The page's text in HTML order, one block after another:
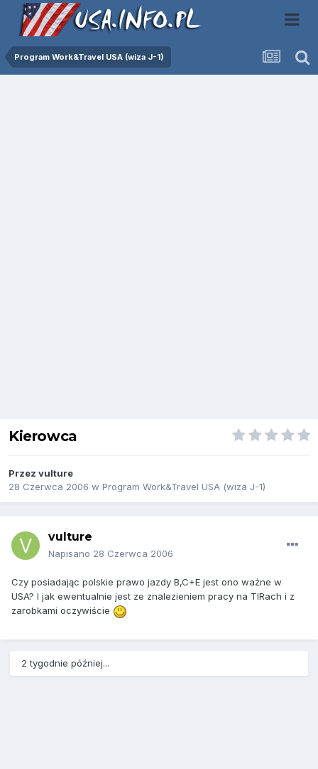
Program Work&Travel USA (wiza J-1)
Kierowca
Przez vulture
28 Czerwca 2006 w Program Work&Travel USA (wiza J-1)
vulture
Napisano 28 Czerwca 2006
Czy posiadając polskie prawo jazdy B,C+E jest ono ważne w
USA? I jak ewentualnie jest ze znalezieniem pracy na TIRach i z
zarobkami oczywiście
2 tygodnie później...